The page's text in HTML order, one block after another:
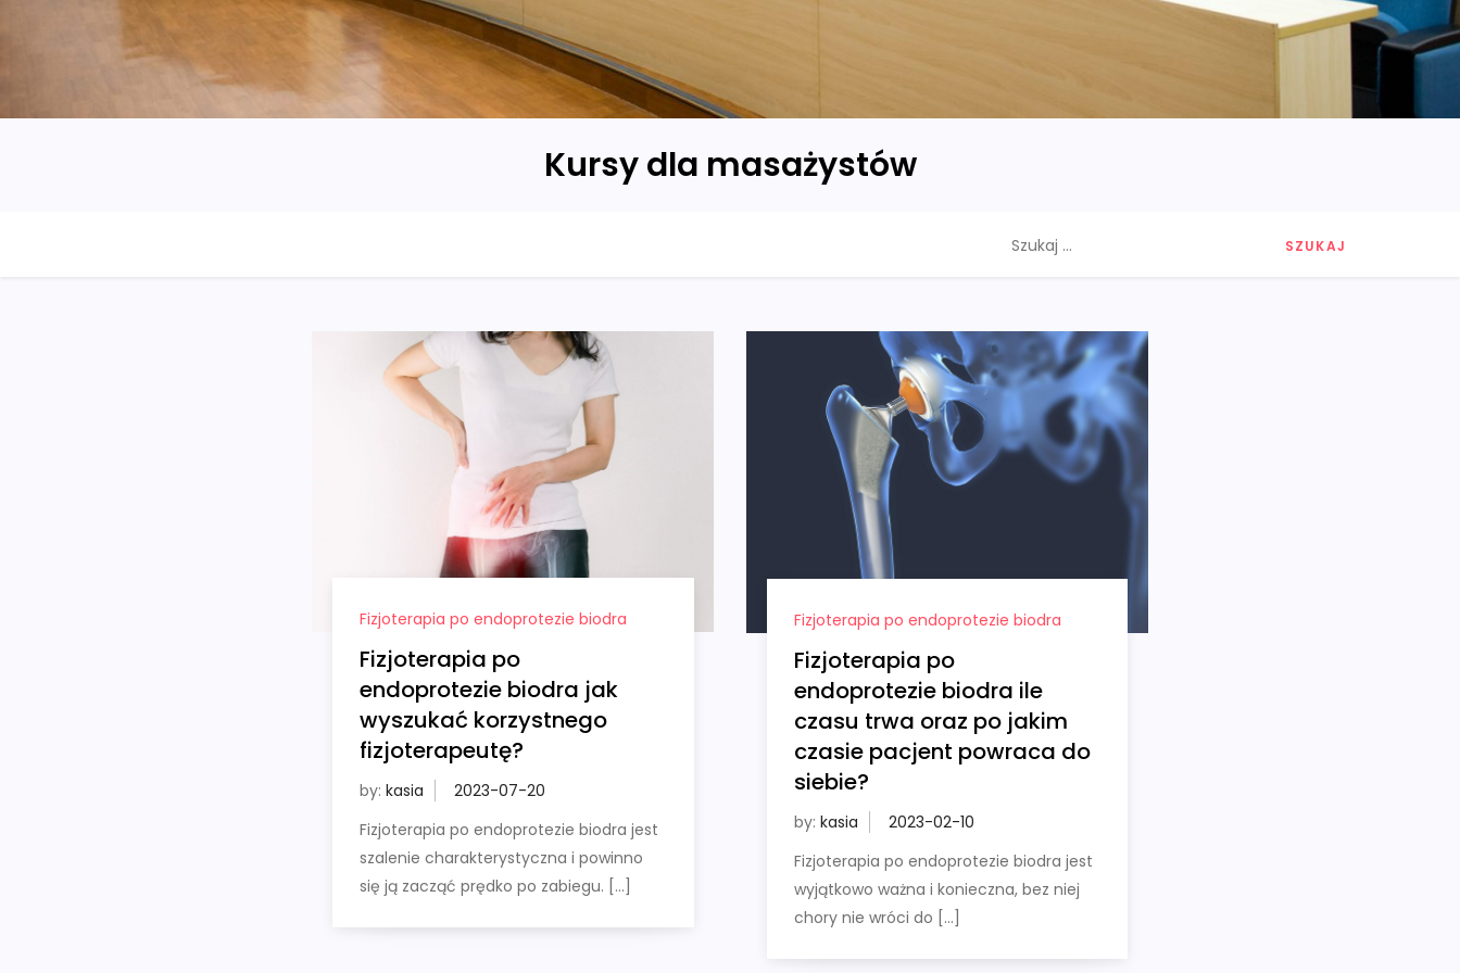
Kursy dla masażystów
Fizjoterapia po endoprotezie biodra
Fizjoterapia po
endoprotezie biodra jak
wyszukać korzystnego
fizjoterapeutę?
by: kasia
Fizjoterapia po endoprotezie biodra jest
szalenie charakterystyczna i powinno
się ją zacząć prędko po zabiegu. […]
Fizjoterapia po endoprotezie biodra
Fizjoterapia po
endoprotezie biodra ile
czasu trwa oraz po jakim
czasie pacjent powraca do
siebie?
by: kasia
Fizjoterapia po endoprotezie biodra jest
wyjątkowo ważna i konieczna, bez niej
chory nie wróci do […]